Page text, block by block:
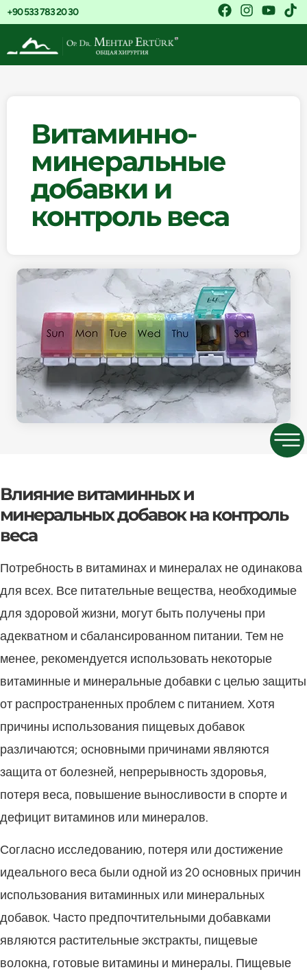
+90 533 783 20 30
Витаминно-
минеральные
добавки и
контроль веса
Влияние витаминных и
минеральных добавок на контроль
веса
Потребность в витаминах и минералах не одинакова
для всех. Все питательные вещества, необходимые
для здоровой жизни, могут быть получены при
адекватном и сбалансированном питании. Тем не
менее, рекомендуется использовать некоторые
витаминные и минеральные добавки с целью защиты
от распространенных проблем с питанием. Хотя
причины использования пищевых добавок
различаются; основными причинами являются
защита от болезней, непрерывность здоровья,
потеря веса, повышение выносливости в спорте и
дефицит витаминов или минералов.
Согласно исследованию, потеря или достижение
идеального веса были одной из 20 основных причин
использования витаминных или минеральных
добавок. Часто предпочтительными добавками
являются растительные экстракты, пищевые
волокна, готовые витамины и минералы. Пищевые